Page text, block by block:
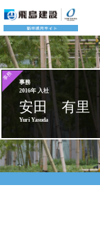
事務
2016年 入社
安田 有里
Yuri Yasuda